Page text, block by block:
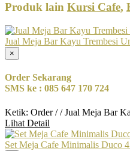
Produk lain Kursi Cafe,
Jual Meja Bar Kayu Trembesi
×
Order Sekarang
SMS ke : 085 647 170 724
Ketik: Order / / Jual Meja Bar
Lihat Detail
Set Meja Cafe Minimalis Duco